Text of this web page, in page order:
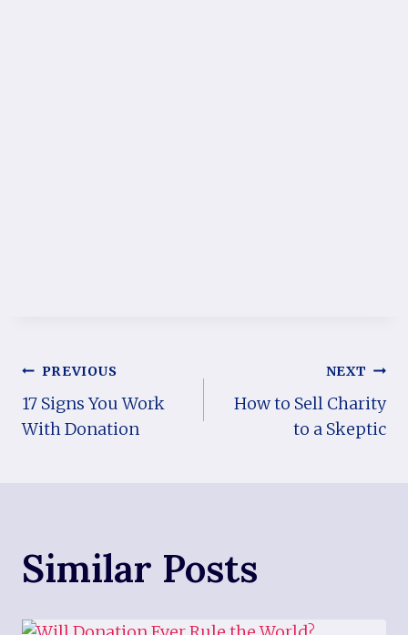
Post
navigation
PREVIOUS
17 Signs You Work
With Donation
NEXT
How to Sell Charity
to a Skeptic
Similar Posts